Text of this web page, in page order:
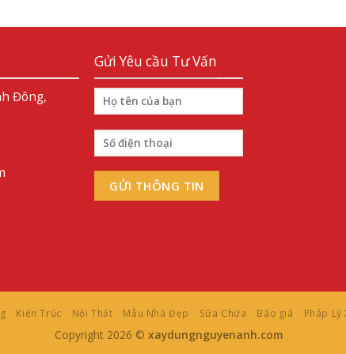
Đông,
Gửi Yêu cầu Tư Vấn
Kiến Trúc Nội Thất Mẫu Nhà Đẹp Sửa Chữa Báo giá Pháp Lý
Copyright 2026 © xaydungnguyenanh.com